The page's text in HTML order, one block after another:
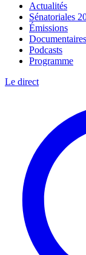
Actualités
Sénatoriales
Émissions
Documentaires
Podcasts
Programme
Le direct